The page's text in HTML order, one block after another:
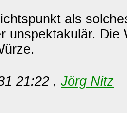
als
unspektakulär. Die
21:22 , Jörg Nitz